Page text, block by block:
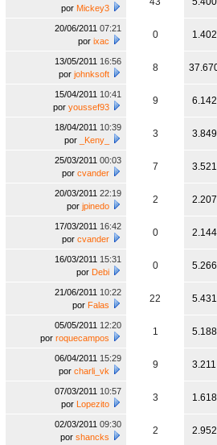
por Mickey3
20/06/2011 07:21
por ixac
0 1.402
13/05/2011 16:56
por johnksoft
8
15/04/2011 10:41
por youssef93
9 6.142
18/04/2011 10:39
por
_Keny_
3 3.849
25/03/2011 00:03
por cvander
7 3.521
20/03/2011 22:19
por jpinedo
2 2.207
17/03/2011 16:42
por cvander
0 2.144
16/03/2011 15:31
por Debi
0 5.266
21/06/2011 10:22
por Falas
22 5.431
05/05/2011 12:20
por roquecampos
1 5.188
06/04/2011 15:29
por charli_vk
9 3.211
07/03/2011 10:57
por Lopezito
3 1.618
02/03/2011 09:30
por shancks
2 2.952